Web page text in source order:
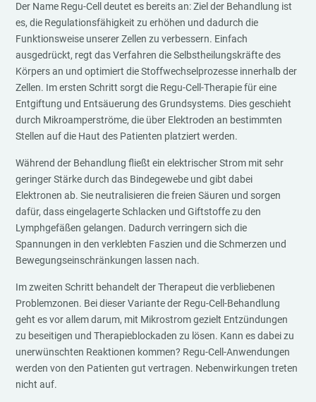
Der Name Regu-Cell deutet es bereits an: Ziel der Behandlung ist
es, die Regulationsfähigkeit zu erhöhen und dadurch die
Funktionsweise unserer Zellen zu verbessern. Einfach
ausgedrückt, regt das Verfahren die Selbstheilungskräfte des
Körpers an und optimiert die Stoffwechselprozesse innerhalb der
Zellen. Im ersten Schritt sorgt die Regu-Cell-Therapie für eine
Entgiftung und Entsäuerung des Grundsystems. Dies geschieht
durch Mikroamperströme, die über Elektroden an bestimmten
Stellen auf die Haut des Patienten platziert werden.
Während der Behandlung fließt ein elektrischer Strom mit sehr
geringer Stärke durch das Bindegewebe und gibt dabei
Elektronen ab. Sie neutralisieren die freien Säuren und sorgen
dafür, dass eingelagerte Schlacken und Giftstoffe zu den
Lymphgefäßen gelangen. Dadurch verringern sich die
Spannungen in den verklebten Faszien und die Schmerzen und
Bewegungseinschränkungen lassen nach.
Im zweiten Schritt behandelt der Therapeut die verbliebenen
Problemzonen. Bei dieser Variante der Regu-Cell-Behandlung
geht es vor allem darum, mit Mikrostrom gezielt Entzündungen
zu beseitigen und Therapieblockaden zu lösen. Kann es dabei zu
unerwünschten Reaktionen kommen? Regu-Cell-Anwendungen
werden von den Patienten gut vertragen. Nebenwirkungen treten
nicht auf.